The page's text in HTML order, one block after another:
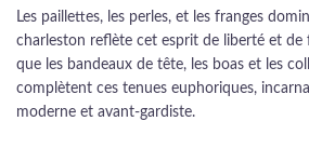
Les paillettes, les perles, et les franges
charleston reflète cet esprit de liberté et de
que les bandeaux de tête, les boas et les
complètent ces tenues euphoriques,
moderne et avant-gardiste.